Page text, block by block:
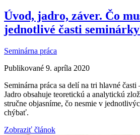
Úvod, jadro, záver. Čo
jednotlivé časti
Seminárna práca
Publikované 9. apríla 2020
Seminárna práca sa delí na tri hlavné časti
Jadro obsahuje teoretickú a analytickú
stručne objasníme, čo nesmie v
chýbať.
Zobraziť článok